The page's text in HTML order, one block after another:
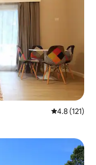
औसत रेटिंग 5 में
4.8 (121)